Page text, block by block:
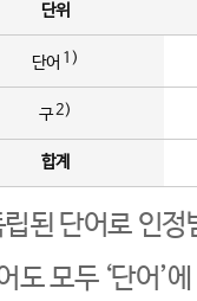
단위
단어 1)
구2)
합계
된 단어로 인정
도 모두 ‘단어’